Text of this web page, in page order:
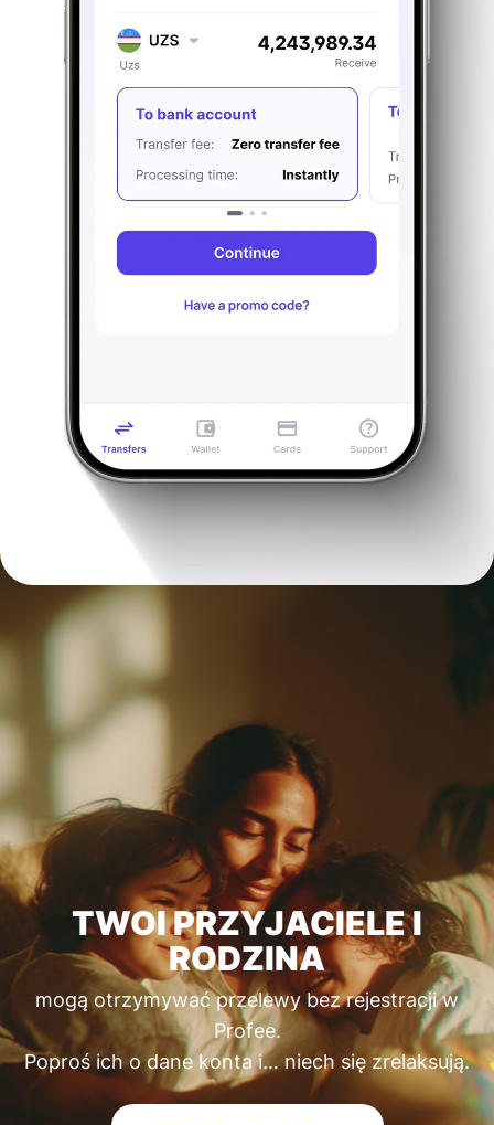
TWOI PRZYJACIELE I
RODZINA
mogą otrzymywać przelewy bez rejestracji w
Profee.
Poproś ich o dane konta i… niech się zrelaksują.